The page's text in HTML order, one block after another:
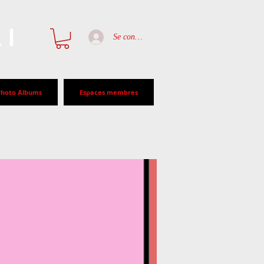
Se connecter
Albums Espaces membres